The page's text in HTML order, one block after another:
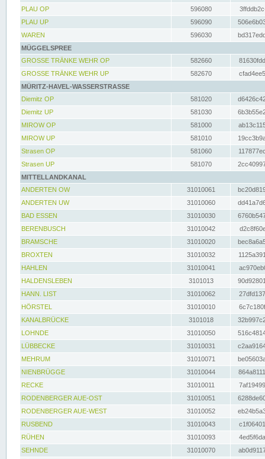
PLAU OP
596080
PLAU UP
596090
WAREN
596030
MÜGGELSPREE
GROSSE TRÄNKE WEHR OP
582660
GROSSE TRÄNKE WEHR UP
582670
MÜRITZ-HAVEL-WASSERSTRASSE
Diemitz OP
581020
Diemitz UP
581030
MIROW OP
581000
MIROW UP
581010
Strasen OP
581060
Strasen UP
581070
MITTELLANDKANAL
ANDERTEN OW
31010061
ANDERTEN UW
31010060
BAD ESSEN
31010030
BERENBUSCH
31010042
BRAMSCHE
31010020
BROXTEN
31010032
HAHLEN
31010041
HALDENSLEBEN
3101013
HANN. LIST
31010062
HÖRSTEL
31010010
KANALBRÜCKE
3101018
LOHNDE
31010050
LÜBBECKE
31010031
MEHRUM
31010071
NIENBRÜGGE
31010044
RECKE
31010011
RODENBERGER AUE-OST
31010051
RODENBERGER AUE-WEST
31010052
RUSBEND
31010043
RÜHEN
31010093
SEHNDE
31010070